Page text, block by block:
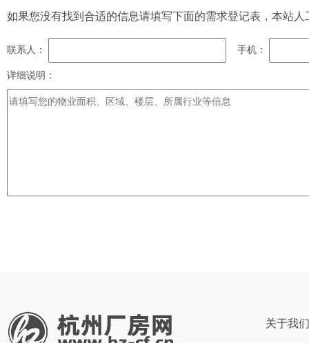
如果您没有找到合适的信息请填写下面的需求登记表，本站
联系人： 手机：
详细说明：
关于我们